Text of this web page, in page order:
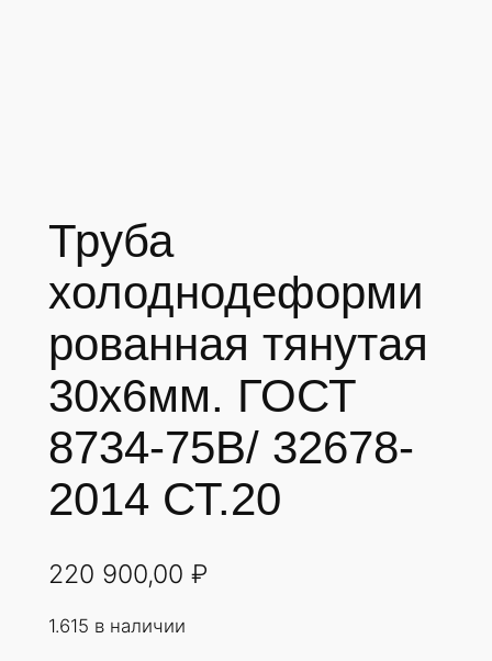
Труба
холоднодеформи
рованная тянутая
30х6мм. ГОСТ
8734-75В/ 32678-
2014 СТ.20
220 900,00 ₽
1.615 в наличии